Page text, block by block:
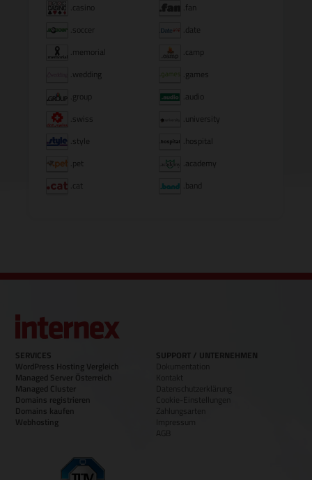
.casino
.fan
.soccer
.date
.memorial
.camp
.wedding
.games
.group
.audio
.swiss
.university
.style
.hospital
.pet
.academy
.cat
.band
SERVICES
WordPress Hosting Vergleich
Managed Server Österreich
Managed Cluster
Domains registrieren
Domains kaufen
Webhosting
SUPPORT / UNTERNEHMEN
Dokumentation
Kontakt
Datenschutzerklärung
Cookie-Einstellungen
Zahlungsarten
Impressum
AGB